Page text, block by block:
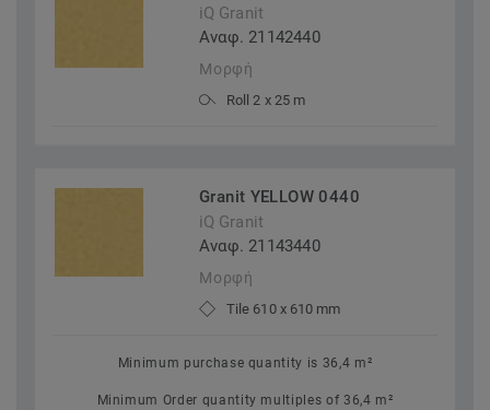
iQ Granit
Αναφ. 21142440
Μορφή
Roll 2 x 25 m
Granit YELLOW 0440
iQ Granit
Αναφ. 21143440
Μορφή
Tile 610 x 610 mm
Minimum purchase quantity is 36,4 m²
Minimum Order quantity multiples of 36,4 m²